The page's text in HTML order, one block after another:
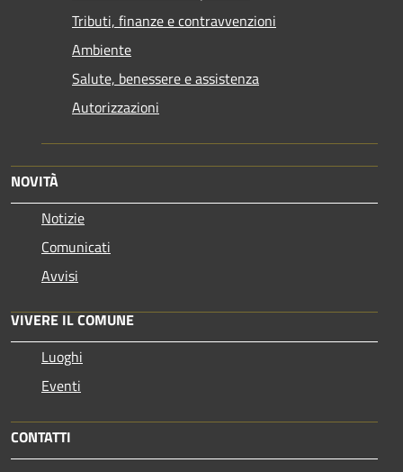
Tributi, finanze e contravvenzioni
Ambiente
Salute, benessere e assistenza
Autorizzazioni
NOVITÀ
Notizie
Comunicati
Avvisi
VIVERE IL COMUNE
Luoghi
Eventi
CONTATTI